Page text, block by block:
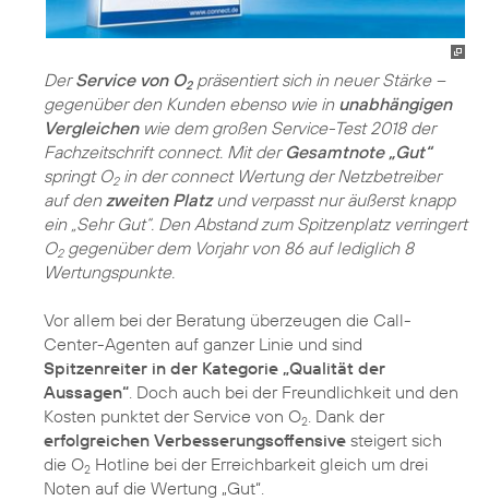
DerService von O2präsentiert sich in neuer Stärke –
gegenüber den Kunden ebenso wie in unabhängigen
Vergleichenwie dem großen Service-Test 2018 der
Fachzeitschrift connect. Mit der Gesamtnote „Gut“
springt O2in der connect Wertung der Netzbetreiber
auf den zweiten Platzund verpasst nur äußerst knapp
ein „Sehr Gut“. Den Abstand zum Spitzenplatz verringert
O2gegenüber dem Vorjahr von 86 auf lediglich 8
Wertungspunkte.
Vor allem bei der Beratung überzeugen die Call-
Center-Agenten auf ganzer Linie und sind
Spitzenreiter in der Kategorie „Qualität der
Aussagen“ . Doch auch bei der Freundlichkeit und den
Kosten punktet der Service von O2 . Dank der
erfolgreichen Verbesserungsoffensive steigert sich
die O2 Hotline bei der Erreichbarkeit gleich um drei
Noten auf die Wertung „Gut“.